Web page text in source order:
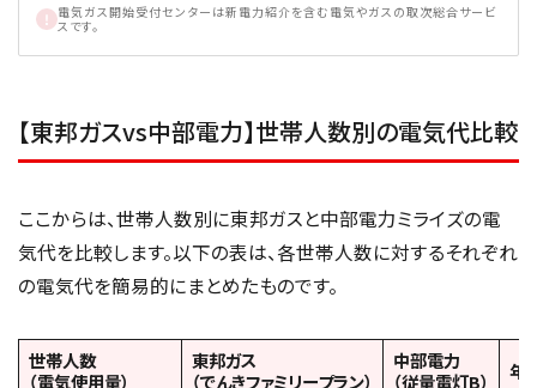
電気ガス開始受付センターは新電力紹介を含む電気やガスの取次総合サービ
スです。
【東邦ガスvs中部電力】世帯人数別の電気代比較
ここからは、世帯人数別に東邦ガスと中部電力ミライズの電
気代を比較します。以下の表は、各世帯人数に対するそれぞれ
の電気代を簡易的にまとめたものです。
世帯人数
（電気使用量）
東邦ガス
（でんきファミリープラン）
中部電力
（従量電灯B）
年